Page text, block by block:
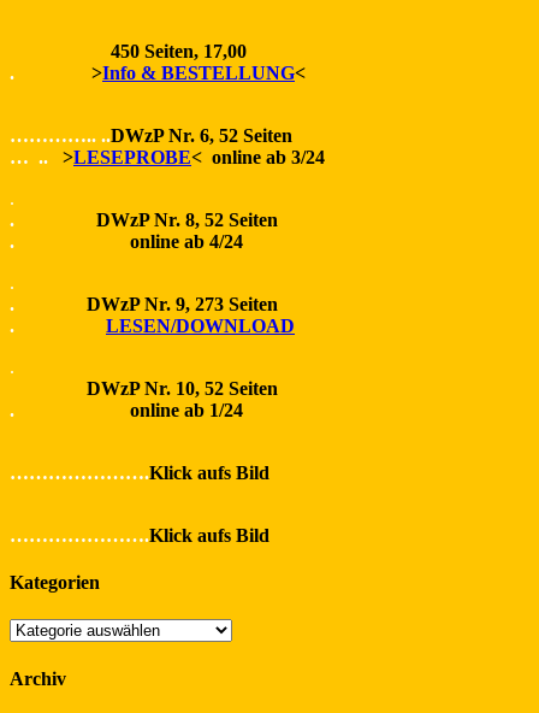
450 Seiten, 17,00
. >Info & BESTELLUNG<
………….. ..DWzP Nr. 6, 52 Seiten
… .. >LESEPROBE< online ab 3/24
.
. DWzP Nr. 8, 52 Seiten
.
online ab 4/24
.
. DWzP Nr. 9, 273 Seiten
.
LESEN/DOWNLOAD
.
DWzP Nr. 10, 52 Seiten
. online ab 1/24
………………….Klick aufs Bild
………………….Klick aufs Bild
Kategorien
Kategorien
Archiv